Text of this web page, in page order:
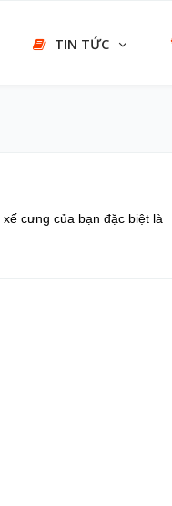
TIN TỨC
cưng của bạn đặc biệt là